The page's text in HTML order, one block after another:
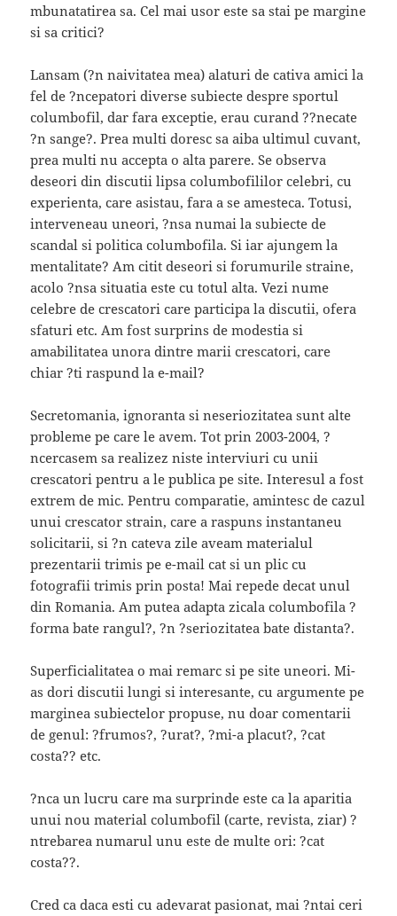
mbunatatirea sa. Cel mai usor este sa stai pe margine
si sa critici?
Lansam (?n naivitatea mea) alaturi de cativa amici la
fel de ?ncepatori diverse subiecte despre sportul
columbofil, dar fara exceptie, erau curand ??necate
?n sange?. Prea multi doresc sa aiba ultimul cuvant,
prea multi nu accepta o alta parere. Se observa
deseori din discutii lipsa columbofililor celebri, cu
experienta, care asistau, fara a se amesteca. Totusi,
interveneau uneori, ?nsa numai la subiecte de
scandal si politica columbofila. Si iar ajungem la
mentalitate? Am citit deseori si forumurile straine,
acolo ?nsa situatia este cu totul alta. Vezi nume
celebre de crescatori care participa la discutii, ofera
sfaturi etc. Am fost surprins de modestia si
amabilitatea unora dintre marii crescatori, care
chiar ?ti raspund la e-mail?
Secretomania, ignoranta si neseriozitatea sunt alte
probleme pe care le avem. Tot prin 2003-2004, ?
ncercasem sa realizez niste interviuri cu unii
crescatori pentru a le publica pe site. Interesul a fost
extrem de mic. Pentru comparatie, amintesc de cazul
unui crescator strain, care a raspuns instantaneu
solicitarii, si ?n cateva zile aveam materialul
prezentarii trimis pe e-mail cat si un plic cu
fotografii trimis prin posta! Mai repede decat unul
din Romania. Am putea adapta zicala columbofila ?
forma bate rangul?, ?n ?seriozitatea bate distanta?.
Superficialitatea o mai remarc si pe site uneori. Mi-
as dori discutii lungi si interesante, cu argumente pe
marginea subiectelor propuse, nu doar comentarii
de genul: ?frumos?, ?urat?, ?mi-a placut?, ?cat
costa?? etc.
?nca un lucru care ma surprinde este ca la aparitia
unui nou material columbofil (carte, revista, ziar) ?
ntrebarea numarul unu este de multe ori: ?cat
costa??.
Cred ca daca esti cu adevarat pasionat, mai ?ntai ceri